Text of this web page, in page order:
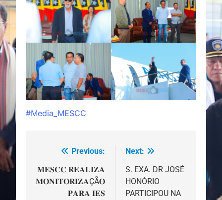
#Media_MESCC
Navegação
de
artigos
Previous:
𝐌𝐄𝐒𝐂𝐂 𝐑𝐄𝐀𝐋𝐈𝐙𝐀
𝐌𝐎𝐍𝐈𝐓𝐎𝐑𝐈𝐙𝐀ÇÃ𝐎
𝐏𝐀𝐑𝐀 𝐈𝐄𝐒
Next:
S. EXA. DR JOSÉ
HONÓRIO
PARTICIPOU NA